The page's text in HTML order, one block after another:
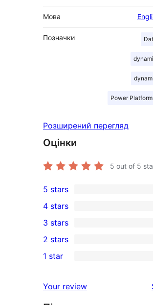
Мова
Позначки
Power Platform
Розширений перегляд
Оцінки
5 out of 5
6
5-
star
reviews
5 stars
4-
star
reviews
4 stars
0
3-
star
3 stars
2-
reviews
2 stars
star
1 star
Your review